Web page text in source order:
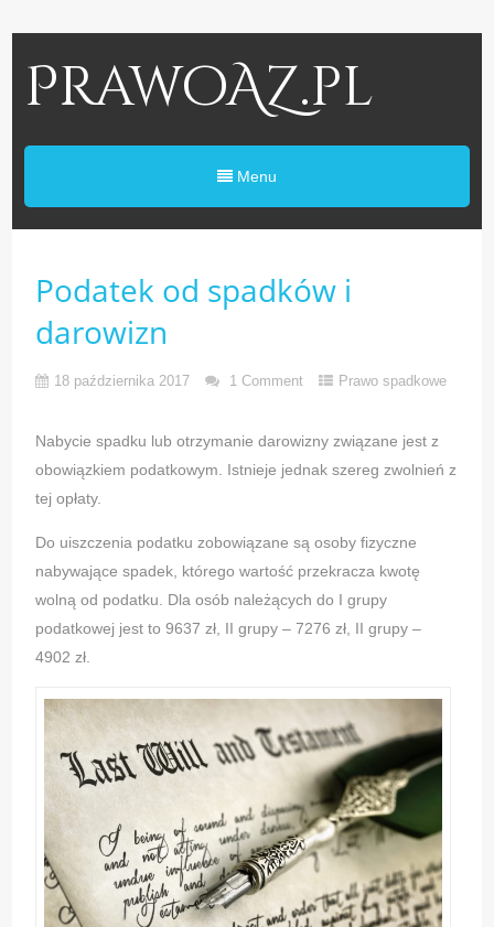
PrawoAZ.pl
Menu
Podatek od spadków i
darowizn
18 października 2017 1 Comment Prawo spadkowe
Nabycie spadku lub otrzymanie darowizny związane jest z
obowiązkiem podatkowym. Istnieje jednak szereg zwolnień z
tej opłaty.
Do uiszczenia podatku zobowiązane są osoby fizyczne
nabywające spadek, którego wartość przekracza kwotę
wolną od podatku. Dla osób należących do I grupy
podatkowej jest to 9637 zł, II grupy – 7276 zł, II grupy –
4902 zł.